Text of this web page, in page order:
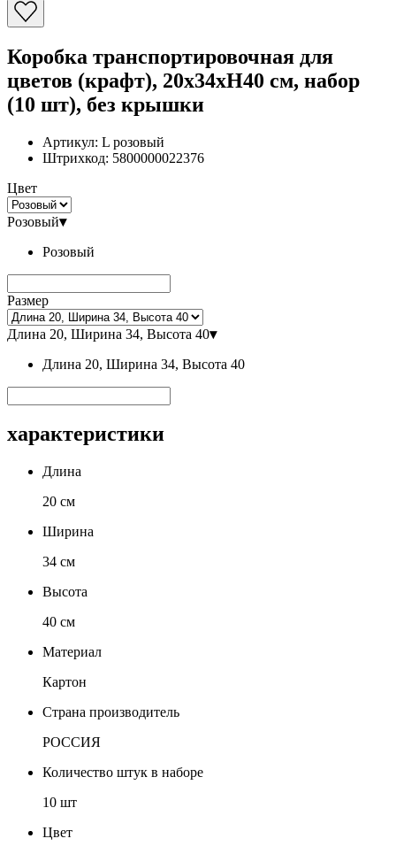
Коробка транспортировочная для
цветов (крафт), 20x34xH40 см, набор
(10 шт), без крышки
Артикул: L розовый
Штрихкод: 5800000022376
Цвет
Розовый▾
Розовый
Размер
Длина 20, Ширина 34, Высота 40▾
Длина 20, Ширина 34, Высота 40
характеристики
Длина
20 см
Ширина
34 см
Высота
40 см
Материал
Картон
Страна производитель
РОССИЯ
Количество штук в наборе
10 шт
Цвет